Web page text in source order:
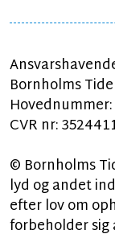
Bornholms
CVR nr:
© Bornholms
lyd og andet
efter lov om
forbeholder